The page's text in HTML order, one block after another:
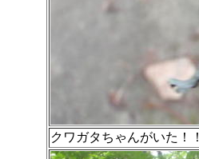
クワガタちゃんがいた！！